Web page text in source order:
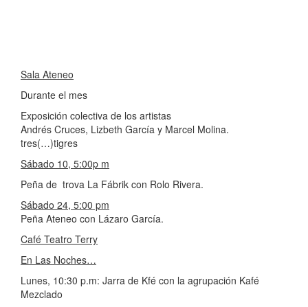
Sala Ateneo
Durante el mes
Exposición colectiva de los artistas
Andrés Cruces, Lizbeth García y Marcel Molina.
tres(…)tigres
Sábado 10, 5:00p m
Peña de trova La Fábrik con Rolo Rivera.
Sábado 24, 5:00 pm
Peña Ateneo con Lázaro García.
Café Teatro Terry
En Las Noches…
Lunes, 10:30 p.m: Jarra de Kfé con la agrupación Kafé
Mezclado